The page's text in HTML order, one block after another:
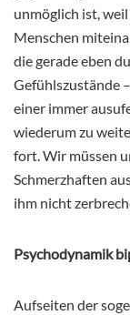
unmöglich ist,
Menschen
die gerade eben
Gefühlszustände
einer immer
wiederum zu
fort. Wir müssen
Schmerzhaften
ihm nicht
Psychodynamik
Aufseiten der